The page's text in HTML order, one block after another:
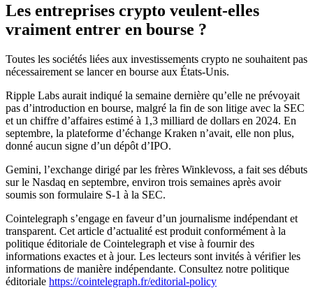
Les entreprises crypto veulent-elles
vraiment entrer en bourse ?
Toutes les sociétés liées aux investissements crypto ne souhaitent pas
nécessairement se lancer en bourse aux États-Unis.
Ripple Labs aurait indiqué la semaine dernière qu’elle ne prévoyait
pas d’introduction en bourse, malgré la fin de son litige avec la SEC
et un chiffre d’affaires estimé à 1,3 milliard de dollars en 2024. En
septembre, la plateforme d’échange Kraken n’avait, elle non plus,
donné aucun signe d’un dépôt d’IPO.
Gemini, l’exchange dirigé par les frères Winklevoss, a fait ses débuts
sur le Nasdaq en septembre, environ trois semaines après avoir
soumis son formulaire S-1 à la SEC.
Cointelegraph s’engage en faveur d’un journalisme indépendant et
transparent. Cet article d’actualité est produit conformément à la
politique éditoriale de Cointelegraph et vise à fournir des
informations exactes et à jour. Les lecteurs sont invités à vérifier les
informations de manière indépendante. Consultez notre politique
éditoriale https://cointelegraph.fr/editorial-policy